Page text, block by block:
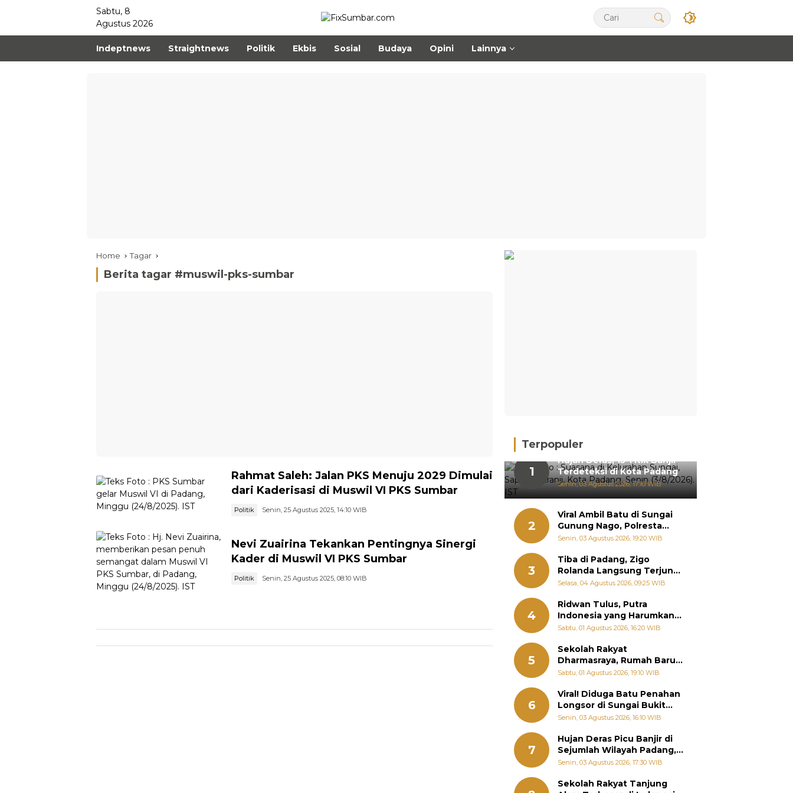
Sabtu, 8
Agustus 2026
Indeptnews Straightnews Politik Ekbis Sosial Budaya Opini Lainnya
Home Tagar
Berita tagar #muswil-pks-sumbar
Rahmat Saleh: Jalan PKS Menuju 2029 Dimulai
dari Kaderisasi di Muswil VI PKS Sumbar
Politik Senin, 25 Agustus 2025, 14:10 WIB
Nevi Zuairina Tekankan Pentingnya Sinergi
Kader di Muswil VI PKS Sumbar
Politik Senin, 25 Agustus 2025, 08:10 WIB
Terpopuler
1
Hujan Deras, 15 Titik Banjir
Terdeteksi di Kota Padang
Senin, 03 Agustus 2026, 17:10 WIB
2
Viral Ambil Batu di Sungai
Gunung Nago, Polresta
Padang Ungkap Fakta
Senin, 03 Agustus 2026, 19:20 WIB
3
Tiba di Padang, Zigo
Rolanda Langsung Terjun
Bantu Warga Terdampak
Selasa, 04 Agustus 2026, 09:25 WIB
4
Ridwan Tulus, Putra
Indonesia yang Harumkan
Nama Bangsa hingga
Jepang
Sabtu, 01 Agustus 2026, 16:20 WIB
5
Sekolah Rakyat
Dharmasraya, Rumah Baru
268 Anak Menggapai Mimpi
Kemiskinan
Sabtu, 01 Agustus 2026, 19:10 WIB
6
Viral! Diduga Batu Penahan
Longsor di Sungai Bukit
Nago Padang Diambil, Warga
Senin, 03 Agustus 2026, 16:10 WIB
7
Hujan Deras Picu Banjir di
Sejumlah Wilayah Padang,
Fadly Amran Perintahkan
Senin, 03 Agustus 2026, 17:30 WIB
Sekolah Rakyat Tanjung